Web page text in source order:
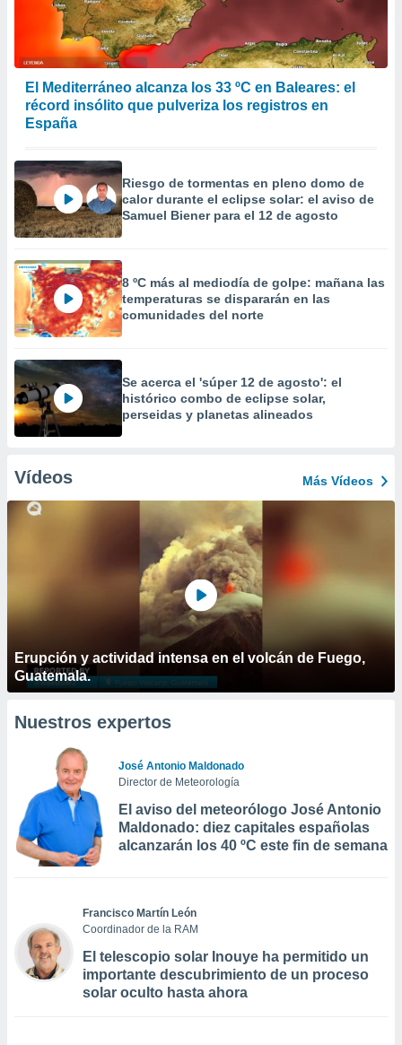
El Mediterráneo alcanza los 33 ºC en Baleares: el
récord insólito que pulveriza los registros en
España
Riesgo de tormentas en pleno domo de
calor durante el eclipse solar: el aviso de
Samuel Biener para el 12 de agosto
8 ºC más al mediodía de golpe: mañana las
temperaturas se dispararán en las
comunidades del norte
Se acerca el 'súper 12 de agosto': el
histórico combo de eclipse solar,
perseidas y planetas alineados
Vídeos Más Vídeos
Erupción y actividad intensa en el volcán de Fuego,
Guatemala.
Nuestros expertos
José Antonio Maldonado
Director de Meteorología
El aviso del meteorólogo José Antonio
Maldonado: diez capitales españolas
alcanzarán los 40 ºC este fin de semana
Francisco Martín León
Coordinador de la RAM
El telescopio solar Inouye ha permitido un
importante descubrimiento de un proceso
solar oculto hasta ahora